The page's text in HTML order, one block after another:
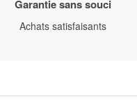
Garantie sans souci
Achats satisfaisants